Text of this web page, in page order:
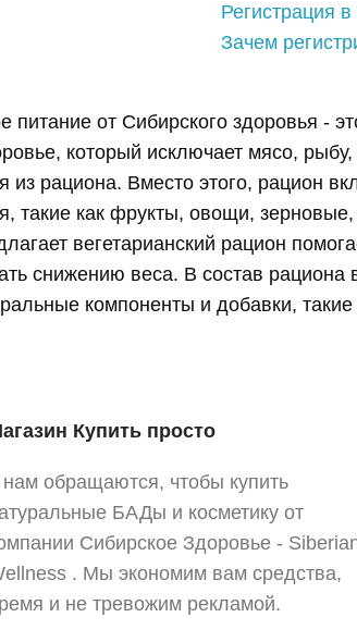
Регистрация в
Зачем
питание от Сибирского здоровья -
который исключает мясо,
из рациона. Вместо этого, рацион
такие как фрукты, овощи,
вегетарианский рацион
снижению веса. В состав
компоненты и добавки,
Купить просто
нам обращаются, чтобы купить
БАДы и косметику от
Сибирское Здоровье -
. Мы экономим вам средства,
и не тревожим рекламой.